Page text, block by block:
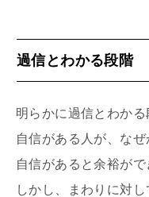
過信とわかる段階
明らかに過信とわかる
自信がある人が、なぜ
自信があると余裕がで
しかし、まわりに対